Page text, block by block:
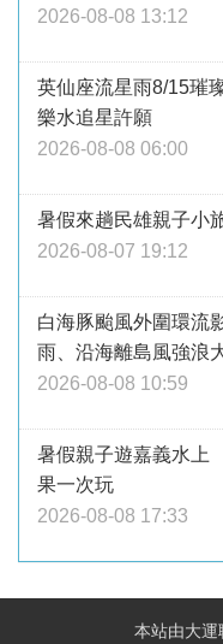
2026-08-08 13:12
英仙座流星雨8/15璀
樂水追星許願
2026-08-08 06:00
暑假來趟民雄親子
2026-08-07 19:12
白海豚颱風外圍環
雨、沿海離島風強浪
2026-08-08 10:59
暑假親子遊嘉義水
果一次玩
2026-08-08 17:33
本站由大運